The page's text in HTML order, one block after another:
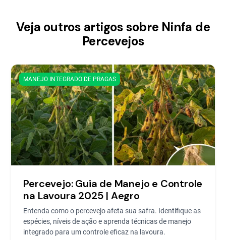
Veja outros artigos sobre Ninfa de
Percevejos
MANEJO INTEGRADO DE PRAGAS
Percevejo: Guia de Manejo e Controle
na Lavoura 2025 | Aegro
Entenda como o percevejo afeta sua safra. Identifique as
espécies, níveis de ação e aprenda técnicas de manejo
integrado para um controle eficaz na lavoura.